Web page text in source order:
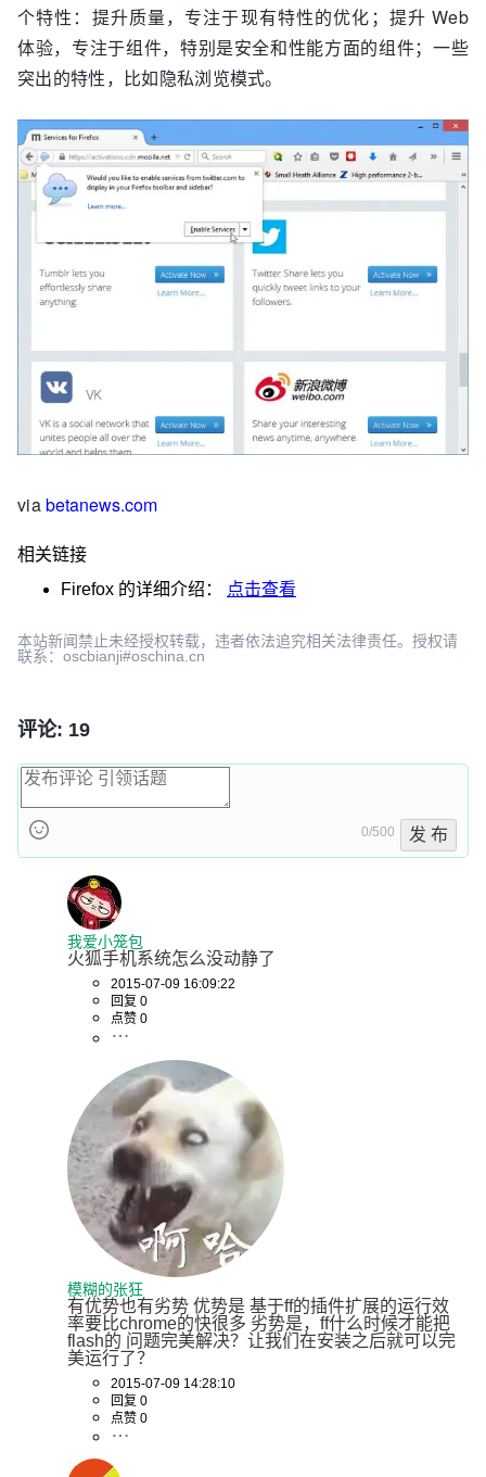
个特性：提升质量，专注于现有特性的优化；提升 Web
体验，专注于组件，特别是安全和性能方面的组件；一些
突出的特性，比如隐私浏览模式。
viabetanews.com
相关链接
Firefox 的详细介绍： 点击查看
本站新闻禁止未经授权转载，违者依法追究相关法律责任。授权请
联系：oscbianji#oschina.cn
评论: 19
0/500 发 布
我爱小笼包
火狐手机系统怎么没动静了
2015-07-09 16:09:22
回复 0
点赞 0
模糊的张狂
有优势也有劣势 优势是 基于ff的插件扩展的运行效
率要比chrome的快很多 劣势是，ff什么时候才能把
flash的 问题完美解决？让我们在安装之后就可以完
美运行了？
2015-07-09 14:28:10
回复 0
点赞 0